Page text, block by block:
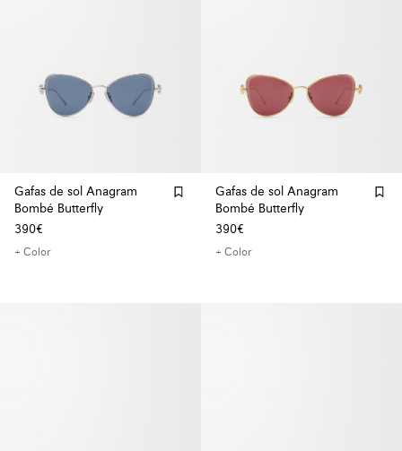
Gafas de sol Anagram
Bombé Butterfly
390€
+ Color
Gafas de sol Anagram
Bombé Butterfly
390€
+ Color